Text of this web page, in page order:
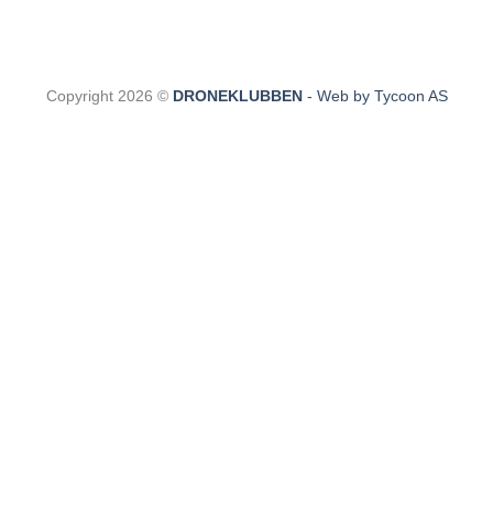
Copyright 2026 © DRONEKLUBBEN - Web by Tycoon AS